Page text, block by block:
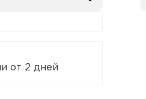
от 2 дней